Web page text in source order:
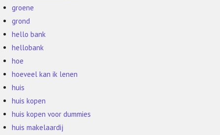
groene
grond
hello bank
hellobank
hoe
hoeveel kan ik lenen
huis
huis kopen
huis kopen voor dummies
huis makelaardij